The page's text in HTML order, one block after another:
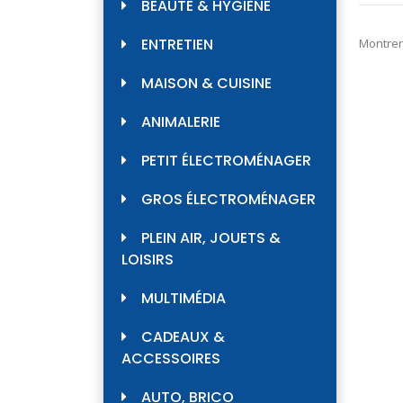
BEAUTÉ & HYGIÈNE
ENTRETIEN
MAISON & CUISINE
ANIMALERIE
PETIT ÉLECTROMÉNAGER
GROS ÉLECTROMÉNAGER
PLEIN AIR, JOUETS &
LOISIRS
MULTIMÉDIA
CADEAUX &
ACCESSOIRES
AUTO, BRICO